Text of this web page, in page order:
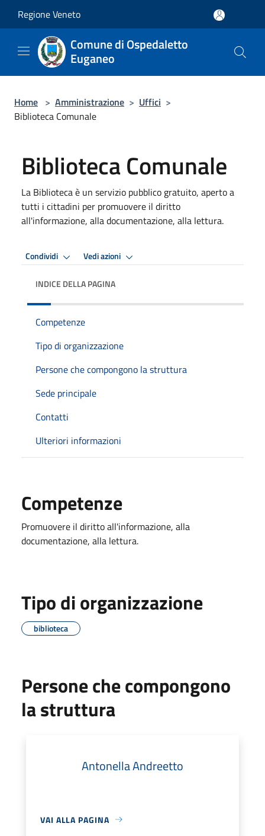
Regione Veneto
Comune di Ospedaletto
Euganeo
Home > Amministrazione > Uffici >
Biblioteca Comunale
Biblioteca Comunale
La Biblioteca è un servizio pubblico gratuito, aperto a
tutti i cittadini per promuovere il diritto
all'informazione, alla documentazione, alla lettura.
Condividi Vedi azioni
INDICE DELLA PAGINA
Competenze
Tipo di organizzazione
Persone che compongono la struttura
Sede principale
Contatti
Ulteriori informazioni
Competenze
Promuovere il diritto all'informazione, alla
documentazione, alla lettura.
Tipo di organizzazione
biblioteca
Persone che compongono
la struttura
Antonella Andreetto
VAI ALLA PAGINA